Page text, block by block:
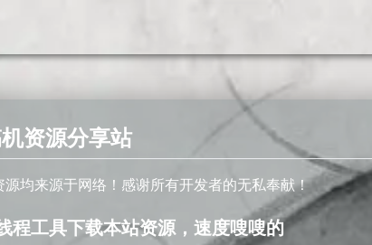
资源分享站
源均来源于网络！感谢所有开发者的无私奉献！
程工具下载本站资源，速度嗖嗖的